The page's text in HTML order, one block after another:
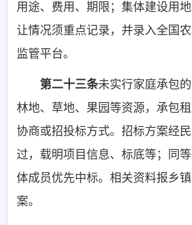
用途、费用、期限；集体建设用
让情况须重点记录，并录入全国
监管平台。
第二十三条未实行家庭承包的
林地、草地、果园等资源，承包
协商或招投标方式。招标方案经
过，载明项目信息、标底等；同
体成员优先中标。相关资料报乡
案。